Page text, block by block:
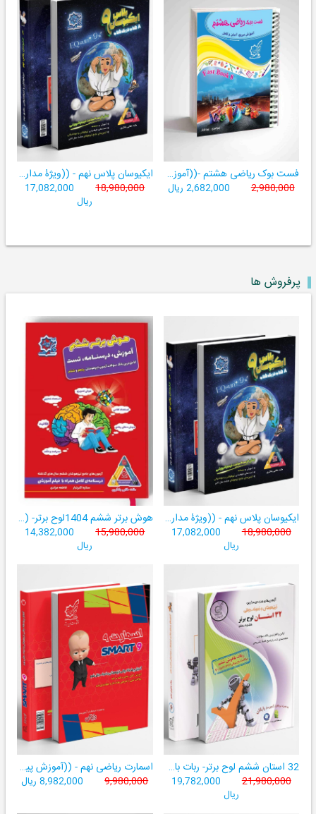
فست بوک ریاضی هشتم -((آموزش سریع، آسان و کامل ریاضی پایۀ هشتم))
2,980,000 2,682,000 ریال
ایکیوسان پلاس نهم - ((ویژۀ مدارس نمونه دولتی، تیزهوشان و سمپاد+ فیلم‌های آموزشی+سامانۀ آزمون‌ساز رایگان))
18,980,000
17,082,000
ریال
پرفروش ها
ایکیوسان پلاس نهم - ((ویژۀ مدارس نمونه دولتی، تیزهوشان و سمپاد+ فیلم‌های آموزشی+سامانۀ آزمون‌ساز رایگان))
18,980,000
17,082,000
ریال
هوش برتر ششم 1404لوح برتر- ((ویژۀ آزمون تیزهوشان پایۀ ششم+ فیلم آموزشی + سامانۀ آزمون‌ساز رایگان))
15,980,000
14,382,000
ریال
32 استان ششم لوح برتر- ربات باهوش ششم ((به همراه سامانۀ آزمون‌ساز رایگان))
21,980,000
19,782,000
ریال
اسمارت ریاضی نهم - ((آموزش پیشرفتۀ ریاضی تیزهوشان و نمونه‌دولتی نهم+ سامانۀ آزمون‌ساز آنلاین))
9,980,000 8,982,000 ریال